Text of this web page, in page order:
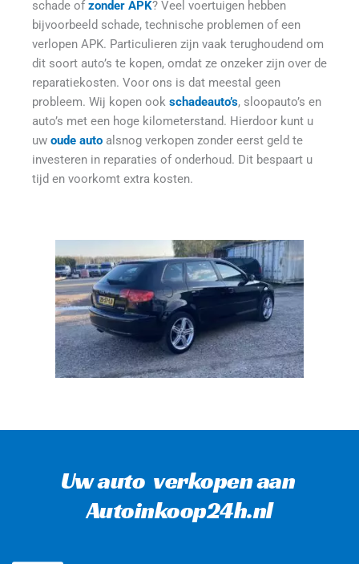
schade of zonder APK? Veel voertuigen hebben
bijvoorbeeld schade, technische problemen of een
verlopen APK. Particulieren zijn vaak terughoudend om
dit soort auto’s te kopen, omdat ze onzeker zijn over de
reparatiekosten. Voor ons is dat meestal geen
probleem. Wij kopen ook schadeauto’s, sloopauto’s en
auto’s met een hoge kilometerstand. Hierdoor kunt u
uw oude auto alsnog verkopen zonder eerst geld te
investeren in reparaties of onderhoud. Dit bespaart u
tijd en voorkomt extra kosten.
Uw auto  verkopen aan
Autoinkoop24h.nl